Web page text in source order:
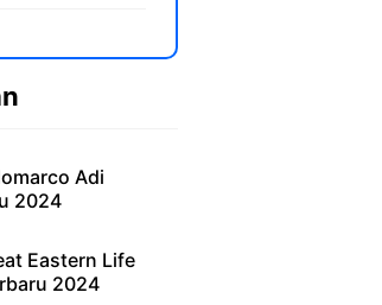
Adi
2024
Eastern Life
2024